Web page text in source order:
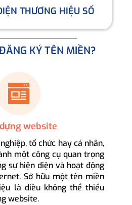
THƯƠNG HIỆU SỐ
KÝ TÊN MIỀN?
website
tổ chức hay cá nhân,
một công cụ quan trọng
sự hiện diện và hoạt động
Sở hữu một tên miền
là điều không thể thiếu
website.